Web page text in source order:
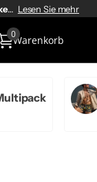
Lesen Sie mehr
Warenkorb
0